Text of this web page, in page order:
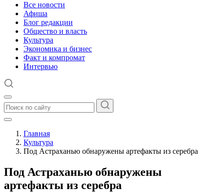
Все новости
Афиша
Блог редакции
Общество и власть
Культура
Экономика и бизнес
Факт и компромат
Интервью
Главная
Культура
Под Астраханью обнаружены артефакты из серебра
Под Астраханью обнаружены
артефакты из серебра